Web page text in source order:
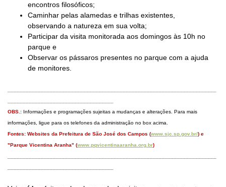
encontros filosóficos;
Caminhar pelas alamedas e trilhas existentes,
observando a natureza em sua volta;
Participar da visita monitorada aos domingos às 10h no
parque e
Observar os pássaros presentes no parque com a ajuda
de monitores.
OBS. : Informações e programações sujeitas a mudanças e alterações. Para mais
informações, ligue para os telefones da administração no box acima.
Fontes: Websites da Prefeitura de São José dos Campos (www.sjc.sp.gov.br/) e
"Parque Vicentina Aranha" (www.pqvicentinaaranha.org.br)